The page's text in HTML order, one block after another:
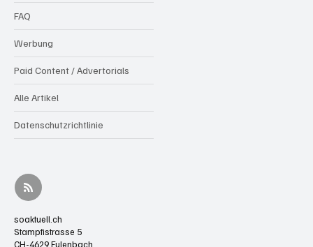
FAQ
Werbung
Paid Content / Advertorials
Alle Artikel
Datenschutzrichtlinie
soaktuell.ch
Stampfistrasse 5
CH-4629 Fulenbach